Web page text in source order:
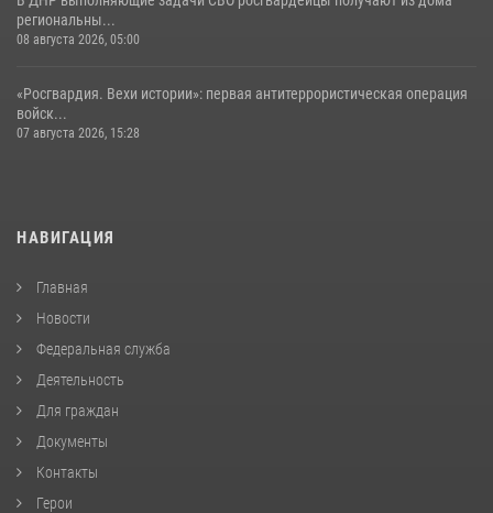
региональны...
08 августа 2026, 05:00
«Росгвардия. Вехи истории»: первая антитеррористическая операция
войск...
07 августа 2026, 15:28
НАВИГАЦИЯ
Главная
Новости
Федеральная служба
Деятельность
Для граждан
Документы
Контакты
Герои